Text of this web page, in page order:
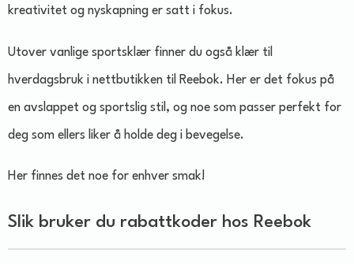
kreativitet og nyskapning er satt i fokus.
Utover vanlige sportsklær finner du også klær til
hverdagsbruk i nettbutikken til Reebok. Her er det fokus på
en avslappet og sportslig stil, og noe som passer perfekt for
deg som ellers liker å holde deg i bevegelse.
Her finnes det noe for enhver smak!
Slik bruker du rabattkoder hos Reebok